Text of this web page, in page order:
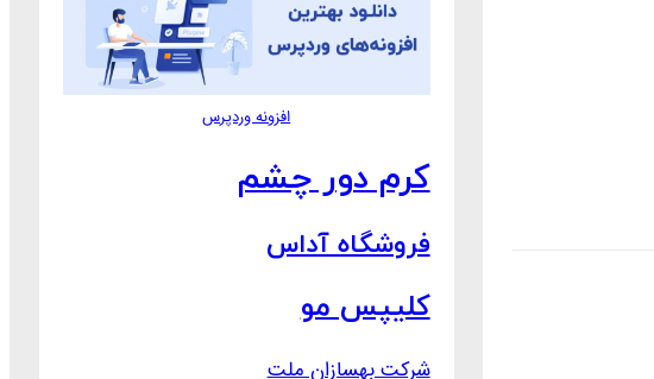
افزونه وردپرس
کرم دور چشم
فروشگاه آداس
کلیپس مو
شرکت بهسازان ملت